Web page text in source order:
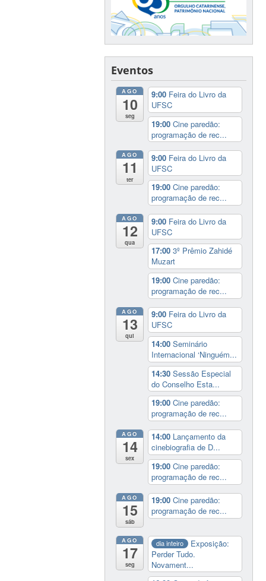
Eventos
AGO
10
seg
9:00 Feira do Livro da
UFSC
19:00Cine paredão:
programação de rec...
AGO
11
ter
9:00 Feira do Livro da
UFSC
19:00Cine paredão:
programação de rec...
AGO
12
qua
9:00 Feira do Livro da
UFSC
17:003º Prêmio Zahidé
Muzart
19:00Cine paredão:
programação de rec...
AGO
13
qui
9:00 Feira do Livro da
UFSC
14:00Seminário
Internacional ‘Ninguém...
14:30Sessão Especial
do Conselho Esta...
19:00Cine paredão:
programação de rec...
AGO
14
sex
14:00 Lançamento da
cinebiografia de D...
19:00Cine paredão:
programação de rec...
AGO
15
sáb
19:00Cine paredão:
programação de rec...
AGO
17
seg
dia inteiro
Exposição:
Perder Tudo.
Novament...